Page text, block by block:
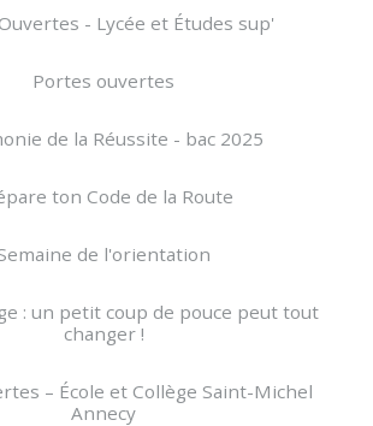
- Lycée et Études sup'
Portes ouvertes
de la Réussite - bac 2025
ton Code de la Route
de l'orientation
: un petit coup de pouce peut tout
changer !
– École et Collège Saint-Michel
Annecy